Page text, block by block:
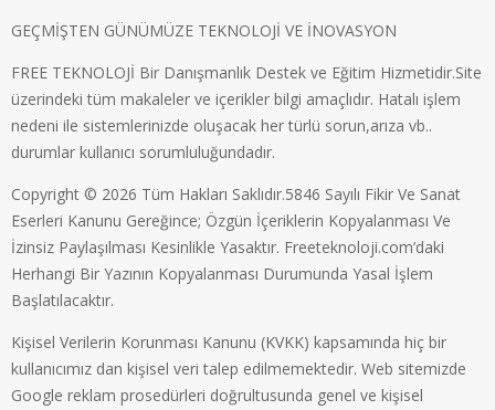
GEÇMİŞTEN GÜNÜMÜZE TEKNOLOJİ VE İNOVASYON
FREE TEKNOLOJİ Bir Danışmanlık Destek ve Eğitim Hizmetidir.Site
üzerindeki tüm makaleler ve içerikler bilgi amaçlıdır. Hatalı işlem
nedeni ile sistemlerinizde oluşacak her türlü sorun,arıza vb..
durumlar kullanıcı sorumluluğundadır.
Copyright © 2026 Tüm Hakları Saklıdır.5846 Sayılı Fikir Ve Sanat
Eserleri Kanunu Gereğince; Özgün İçeriklerin Kopyalanması Ve
İzinsiz Paylaşılması Kesinlikle Yasaktır. Freeteknoloji.com’daki
Herhangi Bir Yazının Kopyalanması Durumunda Yasal İşlem
Başlatılacaktır.
Kişisel Verilerin Korunması Kanunu (KVKK) kapsamında hiç bir
kullanıcımız dan kişisel veri talep edilmemektedir. Web sitemizde
Google reklam prosedürleri doğrultusunda genel ve kişisel